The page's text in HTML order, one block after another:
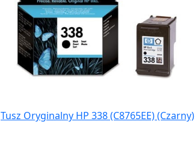
Tusz Oryginalny HP 338 (C8765EE) (Czarny)